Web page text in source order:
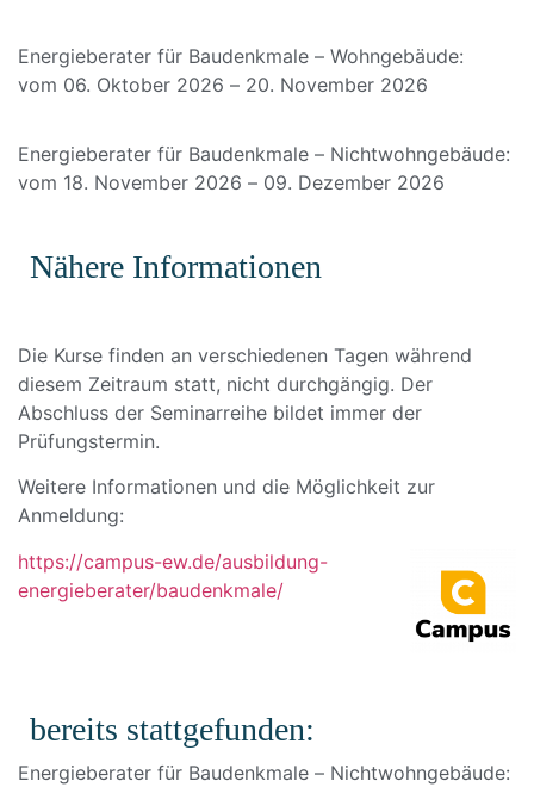
Energieberater für Baudenkmale – Wohngebäude:
vom 06. Oktober 2026 – 20. November 2026
Energieberater für Baudenkmale – Nichtwohngebäude:
vom 18. November 2026 – 09. Dezember 2026
Nähere Informationen
Die Kurse finden an verschiedenen Tagen während
diesem Zeitraum statt, nicht durchgängig. Der
Abschluss der Seminarreihe bildet immer der
Prüfungstermin.
Weitere Informationen und die Möglichkeit zur
Anmeldung:
https://campus-ew.de/ausbildung-
energieberater/baudenkmale/
bereits stattgefunden:
Energieberater für Baudenkmale – Nichtwohngebäude: